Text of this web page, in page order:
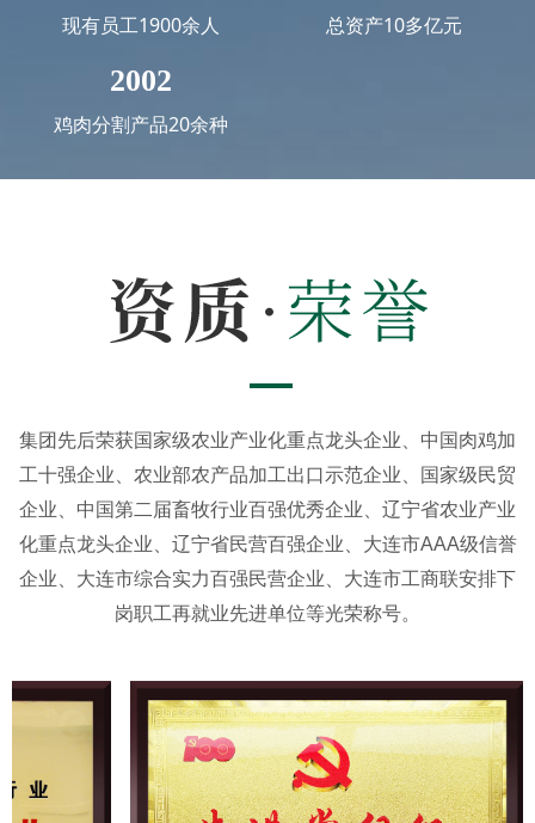
现有员工1900余人 总资产10多亿元
2002
鸡肉分割产品20余种
集团先后荣获国家级农业产业化重点龙头企业、中国肉鸡加
工十强企业、农业部农产品加工出口示范企业、国家级民贸
企业、中国第二届畜牧行业百强优秀企业、辽宁省农业产业
化重点龙头企业、辽宁省民营百强企业、大连市AAA级信誉
企业、大连市综合实力百强民营企业、大连市工商联安排下
岗职工再就业先进单位等光荣称号。